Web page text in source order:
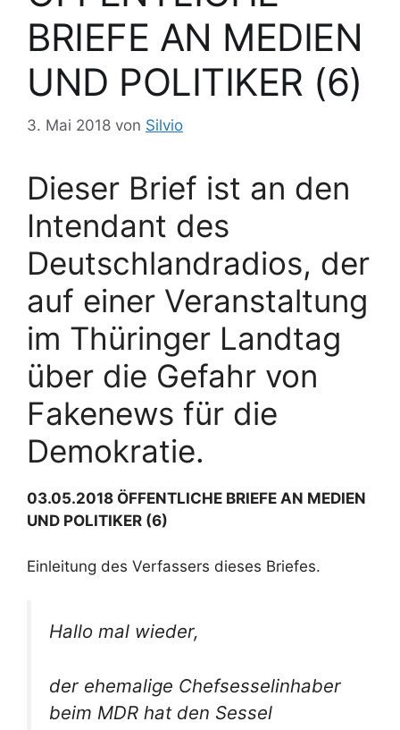
BRIEFE AN MEDIEN
UND POLITIKER (6)
3. Mai 2018 von Silvio
Dieser Brief ist an den
Intendant des
Deutschlandradios, der
auf einer Veranstaltung
im Thüringer Landtag
über die Gefahr von
Fakenews für die
Demokratie.
03.05.2018 ÖFFENTLICHE BRIEFE AN MEDIEN
UND POLITIKER (6)
Einleitung des Verfassers dieses Briefes.
Hallo mal wieder,
der ehemalige Chefsesselinhaber
beim MDR hat den Sessel